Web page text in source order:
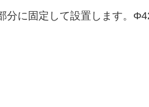
分に固定して設置します。